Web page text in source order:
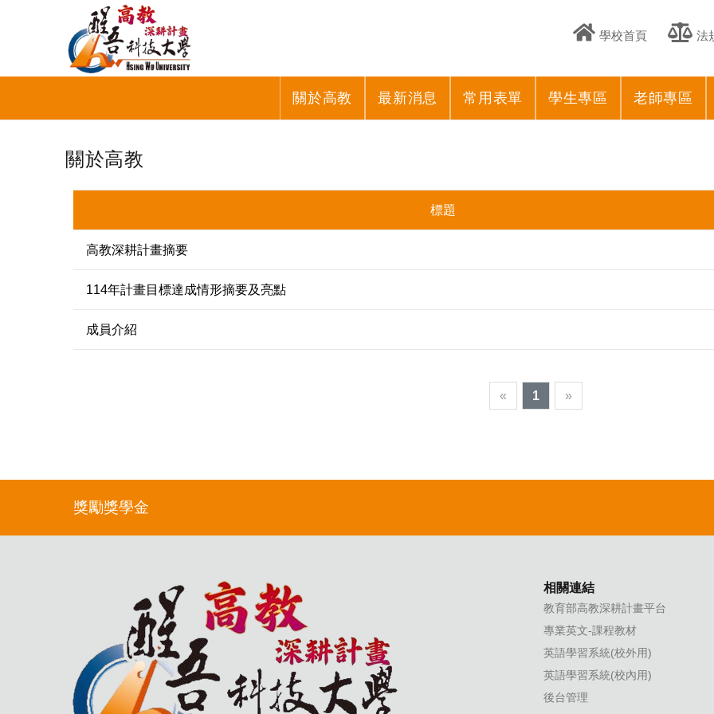
學校首頁 法
關於高教 最新消息 常用表單 學生專區 老師專區
關於高教
標題
高教深耕計畫摘要
114年計畫目標達成情形摘要及亮點
成員介紹
« 1 »
獎勵獎學金
相關連結
教育部高教深耕計畫平台
專業英文-課程教材
英語學習系統(校外用)
英語學習系統(校內用)
後台管理